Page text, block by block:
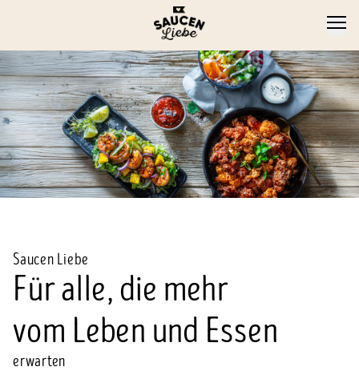
Saucen Liebe
Für alle, die mehr
vom Leben und Essen
erwarten